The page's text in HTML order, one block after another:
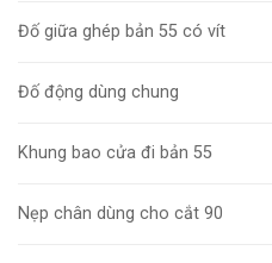
Đố giữa ghép bản 55 có vít
Đố động dùng chung
Khung bao cửa đi bản 55
Nẹp chân dùng cho cắt 90